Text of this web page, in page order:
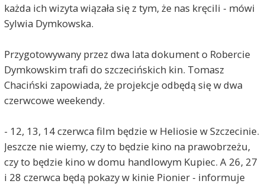
każda ich wizyta wiązała się z tym, że nas kręcili - mówi
Sylwia Dymkowska.
Przygotowywany przez dwa lata dokument o Robercie
Dymkowskim trafi do szczecińskich kin. Tomasz
Chaciński zapowiada, że projekcje odbędą się w dwa
czerwcowe weekendy.
- 12, 13, 14 czerwca film będzie w Heliosie w Szczecinie.
Jeszcze nie wiemy, czy to będzie kino na prawobrzeżu,
czy to będzie kino w domu handlowym Kupiec. A 26, 27
i 28 czerwca będą pokazy w kinie Pionier - informuje